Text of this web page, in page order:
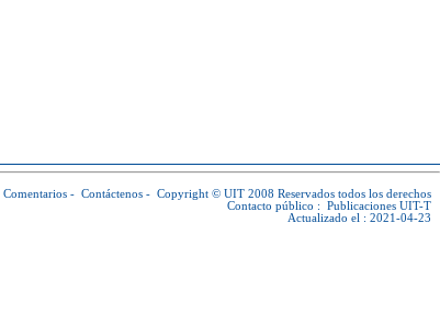
Comentarios - Contáctenos - Copyright © UIT 2008 Reservados todos los derechos
Contacto público : Publicaciones UIT-T
Actualizado el : 2021-04-23